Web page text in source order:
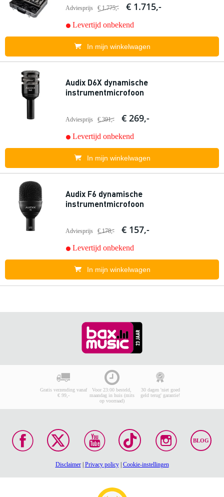
Adviesprijs € 1.775,- € 1.715,-
Levertijd onbekend
In mijn winkelwagen
Audix D6X dynamische
instrumentmicrofoon
Adviesprijs € 391,- € 269,-
Levertijd onbekend
In mijn winkelwagen
Audix F6 dynamische
instrumentmicrofoon
Adviesprijs € 178,- € 157,-
Levertijd onbekend
In mijn winkelwagen
Gratis verzending vanaf
€ 99,-
Voor 23:00 besteld,
maandag in huis (mits
op voorraad)
30 dagen 'niet goed
geld terug' garantie!
BLOG
Disclaimer| Privacy policy| Cookie-instellingen